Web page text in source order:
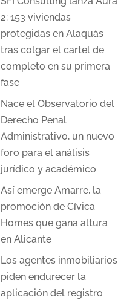
2: 153 viviendas
protegidas en Alaquàs
tras colgar el cartel de
completo en su primera
fase
Nace el Observatorio del
Derecho Penal
Administrativo, un nuevo
foro para el análisis
jurídico y académico
Así emerge Amarre, la
promoción de Cívica
Homes que gana altura
en Alicante
Los agentes inmobiliarios
piden endurecer la
aplicación del registro